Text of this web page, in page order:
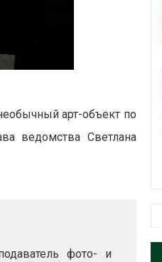
арт-объект по
ведомства Светлана
фото- и
промышленные выбросы
время